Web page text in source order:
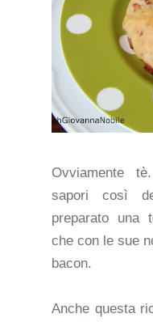
Ovviamente
sapori così
preparato una
che con le sue
bacon.
Anche questa